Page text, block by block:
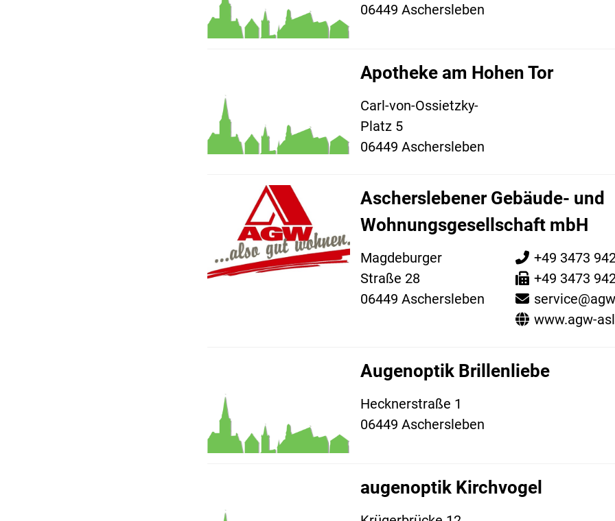
06449 Aschersleben
Apotheke am Hohen Tor
Carl-von-Ossietzky-
Platz 5
06449 Aschersleben
Ascherslebener Gebäude- und
Wohnungsgesellschaft mbH
Magdeburger
Straße 28
06449 Aschersleben
+49 3473
+49 3473
www.agw-
Augenoptik Brillenliebe
Hecknerstraße 1
06449 Aschersleben
augenoptik Kirchvogel